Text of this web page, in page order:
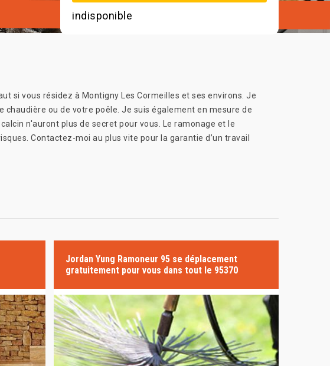
indisponible
si vous résidez à Montigny Les Cormeilles et ses environs. Je
ou de votre poêle. Je suis également en mesure de
n'auront plus de secret pour vous. Le ramonage et le
Contactez-moi au plus vite pour la garantie d’un travail
Jordan Yung Ramoneur 95 se déplacement
gratuitement pour vous dans tout le 95370